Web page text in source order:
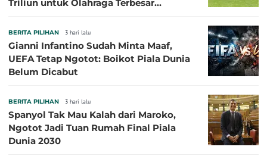
Triliun untuk Olahraga Terbesar
BERITA PILIHAN 3 hari lalu
Gianni Infantino Sudah Minta Maaf,
UEFA Tetap Ngotot: Boikot Piala Dunia
Belum Dicabut
BERITA PILIHAN 3 hari lalu
Spanyol Tak Mau Kalah dari Maroko,
Ngotot Jadi Tuan Rumah Final Piala
Dunia 2030